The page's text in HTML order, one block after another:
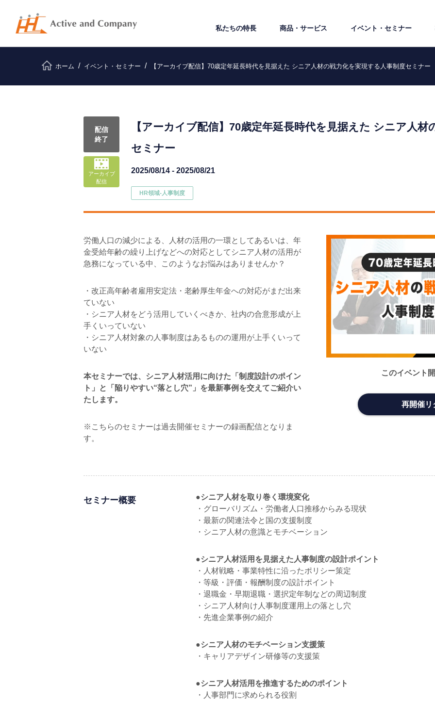
私たちの特⻑ 商品・サービス イベント・セミナー
ホーム イベント・セミナー 【アーカイブ配信】70歳定年延長時代を見据えた シニア人材の戦力化を実現する人事制度セミナー
配信
終了
アーカイブ
配信
【アーカイブ配信】70歳定年延長時代を見据えた シニア人
セミナー
2025/08/14 - 2025/08/21
HR領域-⼈事制度
労働人口の減少による、人材の活用の一環としてあるいは、年
金受給年齢の繰り上げなどへの対応としてシニア人材の活用が
急務になっている中、このようなお悩みはありませんか？
・改正高年齢者雇用安定法・老齢厚生年金への対応がまだ出来
ていない
・シニア人材をどう活用していくべきか、社内の合意形成が上
手くいっていない
・シニア人材対象の人事制度はあるものの運用が上手くいって
いない
本セミナーでは、シニア人材活用に向けた「制度設計のポイン
ト」と「陥りやすい“落とし穴”」を最新事例を交えてご紹介い
たします。
※こちらのセミナーは過去開催セミナーの録画配信となりま
す。
このイベント
再開催リ
セミナー概要
●シニア人材を取り巻く環境変化
・グローバリズム・労働者人口推移からみる現状
・最新の関連法令と国の支援制度
・シニア人材の意識とモチベーション
●シニア人材活用を見据えた人事制度の設計ポイント
・人材戦略・事業特性に沿ったポリシー策定
・等級・評価・報酬制度の設計ポイント
・退職金・早期退職・選択定年制などの周辺制度
・シニア人材向け人事制度運用上の落とし穴
・先進企業事例の紹介
●シニア人材のモチベーション支援策
・キャリアデザイン研修等の支援策
●シニア人材活用を推進するためのポイント
・人事部門に求められる役割